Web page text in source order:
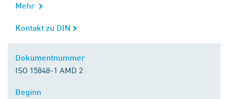
Mehr
Kontakt zu DIN
Kontakt zu DIN
Dokumentnummer
ISO 15848-1 AMD 2
Beginn